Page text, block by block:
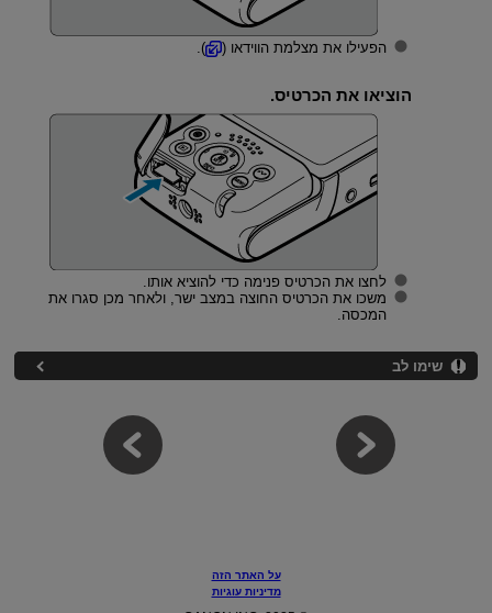
הפעילו את מצלמת הווידאו ( ).
הוציאו את הכרטיס.
לחצו את הכרטיס פנימה כדי להוציא אותו.
משכו את הכרטיס החוצה במצב ישר, ולאחר מכן סגרו את
המכסה.
שימו לב
על האתר הזה
מדיניות עוגיות